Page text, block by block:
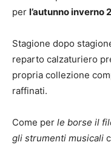
per l’autunno inverno
Stagione dopo
reparto calzaturiero
propria collezione
raffinati.
Come per le borse il
gli strumenti musicali